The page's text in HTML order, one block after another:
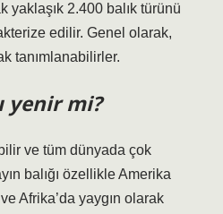
yaklaşık 2.400 balık türünü
edilir. Genel olarak,
tanımlanabilirler.
yenir mi?
ve tüm dünyada çok
balığı özellikle Amerika
Afrika’da yaygın olarak